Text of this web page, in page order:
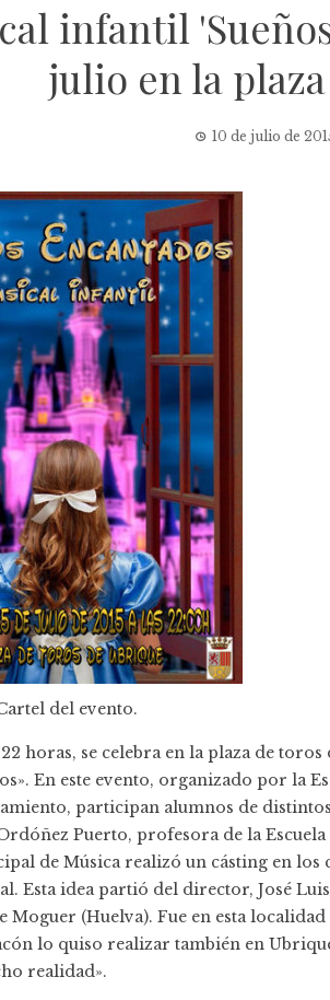
infantil
julio en la
10 de julio de
del evento.
horas, se celebra en la plaza de
En este evento, organizado por la
participan alumnos de
Puerto, profesora de la
de Música realizó un cásting en los
Esta idea partió del director, José
(Huelva). Fue en esta localidad
lo quiso realizar también en
realidad».